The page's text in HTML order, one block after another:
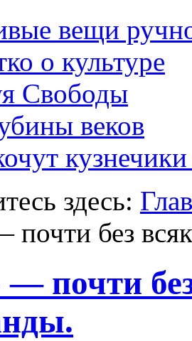
вещи
о культуре
Свободы
веков
здесь:
без
— почти